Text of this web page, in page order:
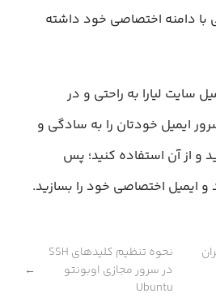
با دامنه اختصاصی خود داشته
سایت لیارا به راحتی و در
ایمیل خودتان را به سادگی و
و از آن استفاده کنید؛ پس
ایمیل اختصاصی خود را بسازید.
نحوه تنظیم کلیدهای SSH
در سرور مجازی اوبونتو
Ubuntu
←